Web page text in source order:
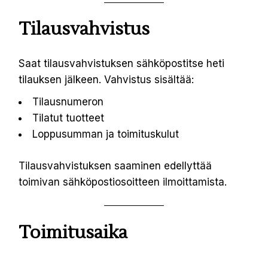
Tilausvahvistus
Saat tilausvahvistuksen sähköpostitse heti
tilauksen jälkeen. Vahvistus sisältää:
Tilausnumeron
Tilatut tuotteet
Loppusumman ja toimituskulut
Tilausvahvistuksen saaminen edellyttää
toimivan sähköpostiosoitteen ilmoittamista.
Toimitusaika